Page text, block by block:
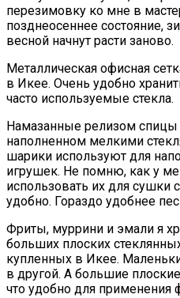
перезимовку ко мне в
позднеосеннее состояние,
весной начнут расти заново.
Металлическая офисная
в Икее. Очень удобно
часто используемые стекла.
Намазанные релизом спицы
наполненном мелкими
шарики используют для
игрушек. Не помню, как у
использовать их для сушки
удобно. Гораздо удобнее
Фриты, муррини и эмали я
больших плоских
купленных в Икее.
в другой. А большие
что удобно для применения